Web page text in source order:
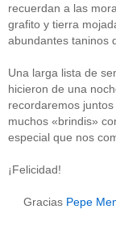
recuerdan a las
grafito y tierra
abundantes taninos
Una larga lista de
hicieron de una
recordaremos
muchos «brindis»
especial que nos
¡Felicidad!
Gracias Pepe